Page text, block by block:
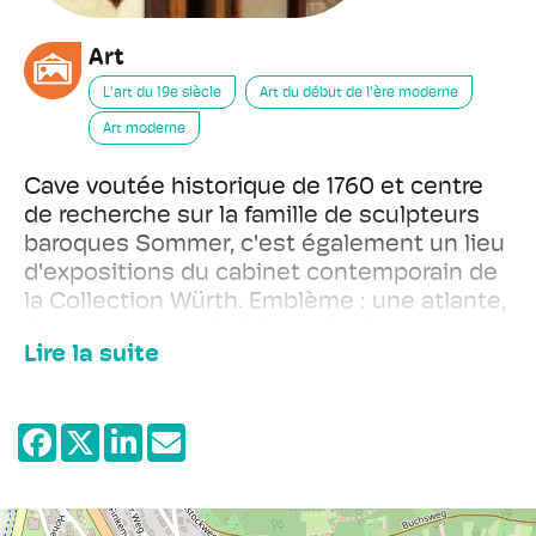
Art
L'art du 19e siècle Art du début de l'ère moderne
Art moderne
Cave voutée historique de 1760 et centre
de recherche sur la famille de sculpteurs
baroques Sommer, c'est également un lieu
d'expositions du cabinet contemporain de
la Collection Würth. Emblème : une atlante,
Sommer (1716-1776).
Lire la suite